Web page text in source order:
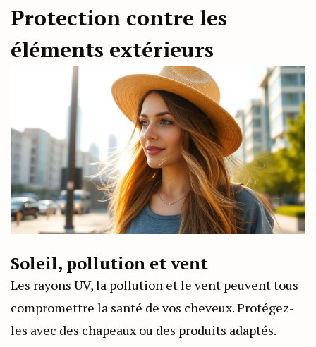
Protection contre les
éléments extérieurs
Soleil, pollution et vent
Les rayons UV, la pollution et le vent peuvent tous
compromettre la santé de vos cheveux. Protégez-
les avec des chapeaux ou des produits adaptés.